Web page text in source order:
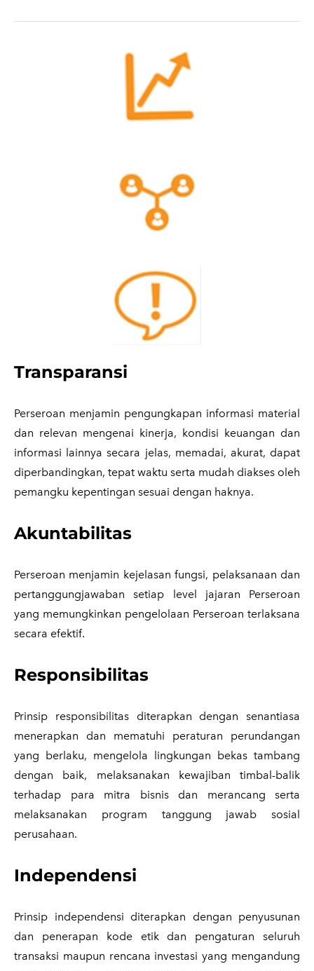
Transparansi
Perseroan menjamin pengungkapan informasi material
dan relevan mengenai kinerja, kondisi keuangan dan
informasi lainnya secara jelas, memadai, akurat, dapat
diperbandingkan, tepat waktu serta mudah diakses oleh
pemangku kepentingan sesuai dengan haknya.
Akuntabilitas
Perseroan menjamin kejelasan fungsi, pelaksanaan dan
pertanggungjawaban setiap level jajaran Perseroan
yang memungkinkan pengelolaan Perseroan terlaksana
secara efektif.
Responsibilitas
Prinsip responsibilitas diterapkan dengan senantiasa
menerapkan dan mematuhi peraturan perundangan
yang berlaku, mengelola lingkungan bekas tambang
dengan baik, melaksanakan kewajiban timbal-balik
terhadap para mitra bisnis dan merancang serta
melaksanakan program tanggung jawab sosial
perusahaan.
Independensi
Prinsip independensi diterapkan dengan penyusunan
dan penerapan kode etik dan pengaturan seluruh
transaksi maupun rencana investasi yang mengandung